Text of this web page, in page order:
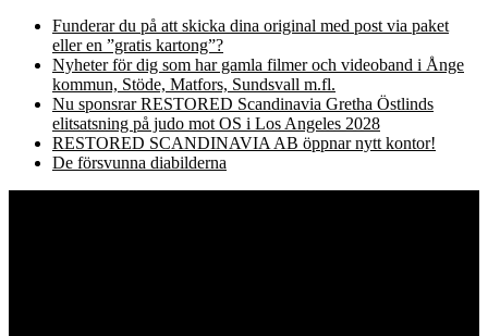
Funderar du på att skicka dina original med post via paket
eller en ”gratis kartong”?
Nyheter för dig som har gamla filmer och videoband i Ånge
kommun, Stöde, Matfors, Sundsvall m.fl.
Nu sponsrar RESTORED Scandinavia Gretha Östlinds
elitsatsning på judo mot OS i Los Angeles 2028
RESTORED SCANDINAVIA AB öppnar nytt kontor!
De försvunna diabilderna